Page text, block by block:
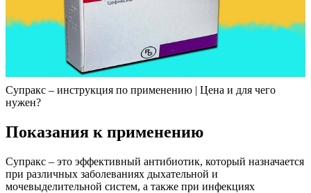
Супракс – инструкция по применению | Цена и для чего
нужен?
Показания к применению
Супракс – это эффективный антибиотик, который назначается
при различных заболеваниях дыхательной и
мочевыделительной систем, а также при инфекциях